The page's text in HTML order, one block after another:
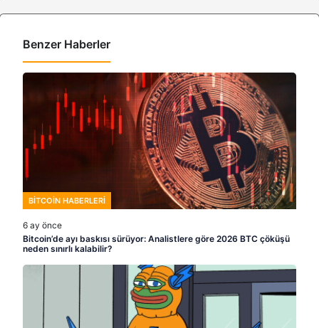
Benzer Haberler
BITCOIN HABERLERI
6 ay önce
Bitcoin’de ayı baskısı sürüyor: Analistlere göre 2026 BTC çöküşü
neden sınırlı kalabilir?